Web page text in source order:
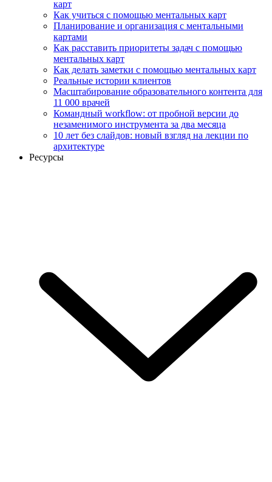
карт
Как учиться с помощью ментальных карт
Планирование и организация с ментальными
картами
Как расставить приоритеты задач с помощью
ментальных карт
Как делать заметки с помощью ментальных карт
Реальные истории клиентов
Масштабирование образовательного контента для
11 000 врачей
Командный workflow: от пробной версии до
незаменимого инструмента за два месяца
10 лет без слайдов: новый взгляд на лекции по
архитектуре
Ресурсы